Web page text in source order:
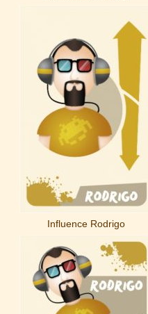
Influence Rodrigo